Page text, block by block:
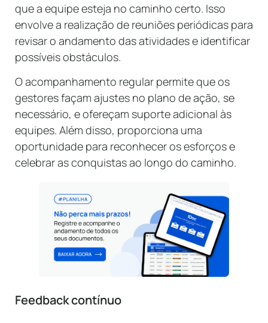
que a equipe esteja no caminho certo. Isso
envolve a realização de reuniões periódicas para
revisar o andamento das atividades e identificar
possíveis obstáculos.
O acompanhamento regular permite que os
gestores façam ajustes no plano de ação, se
necessário, e ofereçam suporte adicional às
equipes. Além disso, proporciona uma
oportunidade para reconhecer os esforços e
celebrar as conquistas ao longo do caminho.
Feedback contínuo